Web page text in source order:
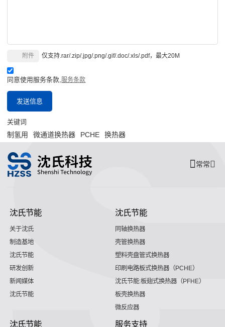
仅支持.rar/.zip/.jpg/.png/.gif/.doc/.xls/.pdf，最大20M
附件
同意使用服务条款, 服务条款
发送信息
关键词
制氢用 微通道换热器 PCHE 换热器
常常
沈氏节能
关于沈氏
制造基地
沈氏节能
研发创新
新闻媒体
沈氏节能
沈氏节能
同轴换热器
壳管换热器
塑料壳盘管式换热器
印刷电路板式换热器（PCHE）
沈氏节能:板翅式换热器（PFHE）
板壳换热器
微反应器
沈氏节能 服务支持